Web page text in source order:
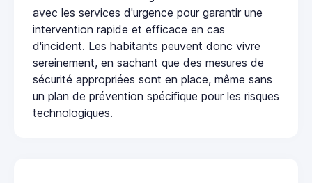
avec les services d'urgence pour garantir une
intervention rapide et efficace en cas
d'incident. Les habitants peuvent donc vivre
sereinement, en sachant que des mesures de
sécurité appropriées sont en place, même sans
un plan de prévention spécifique pour les risques
technologiques.